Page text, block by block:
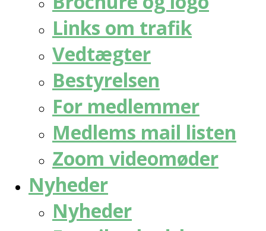
Links om trafik
Vedtægter
Bestyrelsen
For medlemmer
Medlems mail listen
Zoom videomøder
Nyheder
Nyheder